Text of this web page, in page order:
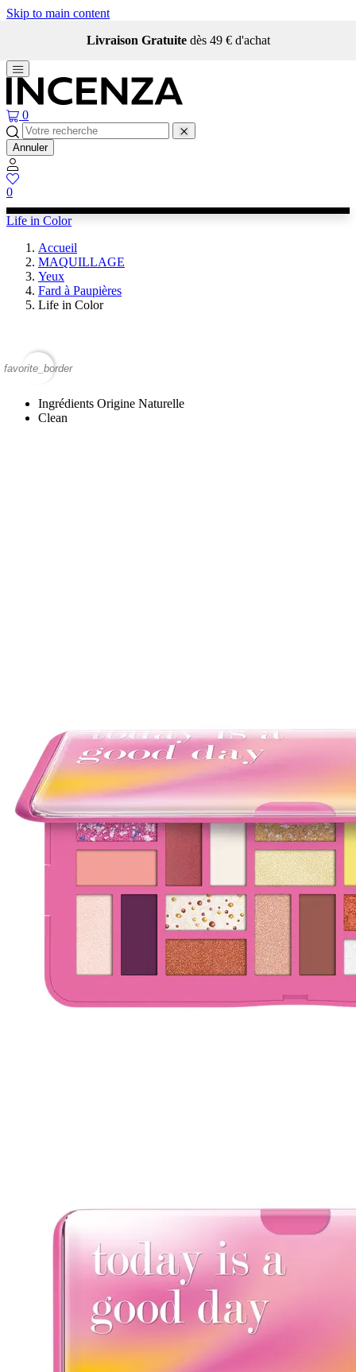
Skip to main content
Livraison Gratuite dès 49 € d'achat
0
Annuler
0
Life in Color
Accueil
MAQUILLAGE
Yeux
Fard à Paupières
Life in Color
favorite_border
Ingrédients Origine Naturelle
Clean